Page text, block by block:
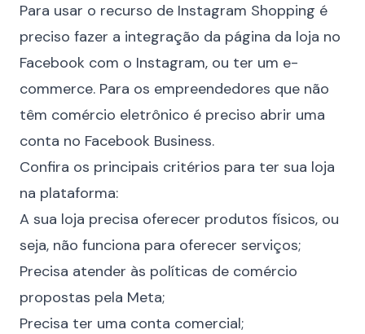
Para usar o recurso de Instagram Shopping é
preciso fazer a integração da página da loja no
Facebook com o Instagram, ou ter um e-
commerce. Para os empreendedores que não
têm comércio eletrônico é preciso abrir uma
conta no Facebook Business.
Confira os principais critérios para ter sua loja
na plataforma:
A sua loja precisa oferecer produtos físicos, ou
seja, não funciona para oferecer serviços;
Precisa atender às políticas de comércio
propostas pela Meta;
Precisa ter uma conta comercial;